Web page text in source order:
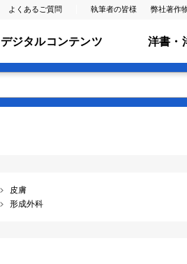
よくあるご質問 執筆者の皆様 弊社著作
デジタルコンテンツ 洋書・
皮膚
形成外科